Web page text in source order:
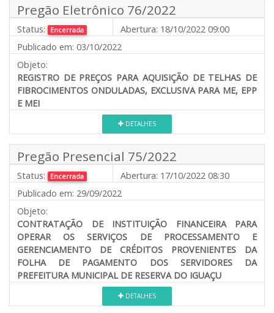
Pregão Eletrônico 76/2022
Status: Encerrada Abertura: 18/10/2022 09:00
Publicado em: 03/10/2022
Objeto:
REGISTRO DE PREÇOS PARA AQUISIÇÃO DE TELHAS DE
FIBROCIMENTOS ONDULADAS, EXCLUSIVA PARA ME, EPP
E MEI
DETALHES
Pregão Presencial 75/2022
Status: Encerrada Abertura: 17/10/2022 08:30
Publicado em: 29/09/2022
Objeto:
CONTRATAÇÃO DE INSTITUIÇÃO FINANCEIRA PARA
OPERAR OS SERVIÇOS DE PROCESSAMENTO E
GERENCIAMENTO DE CRÉDITOS PROVENIENTES DA
FOLHA DE PAGAMENTO DOS SERVIDORES DA
PREFEITURA MUNICIPAL DE RESERVA DO IGUAÇU
DETALHES